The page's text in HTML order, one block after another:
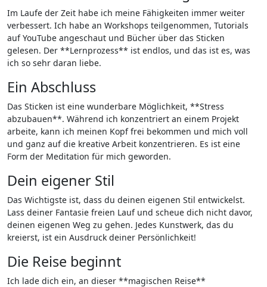
Im Laufe der Zeit habe ich meine Fähigkeiten immer weiter
verbessert. Ich habe an Workshops teilgenommen, Tutorials
auf YouTube angeschaut und Bücher über ‌das Sticken
gelesen.⁣ Der ⁢**Lernprozess** ist endlos, und das ist es,‌ was
ich so sehr daran liebe.
Ein‍ Abschluss
Das Sticken ⁤ist eine ⁣wunderbare Möglichkeit, **Stress
abzubauen**. Während ich konzentriert an‌ einem Projekt
arbeite, kann ich meinen ⁤Kopf‍ frei bekommen​ und mich voll
und ganz auf die⁤ kreative Arbeit konzentrieren. Es ist eine
Form der Meditation für mich ⁤geworden.
Dein ⁤eigener Stil
Das ⁤Wichtigste ist, dass du deinen eigenen Stil entwickelst.
Lass deiner Fantasie freien Lauf und scheue dich nicht davor,
deinen eigenen Weg zu gehen. Jedes Kunstwerk, das du
kreierst, ist ein ‌Ausdruck deiner Persönlichkeit!
Die Reise beginnt
Ich lade dich ein,⁣ an dieser **magischen Reise**